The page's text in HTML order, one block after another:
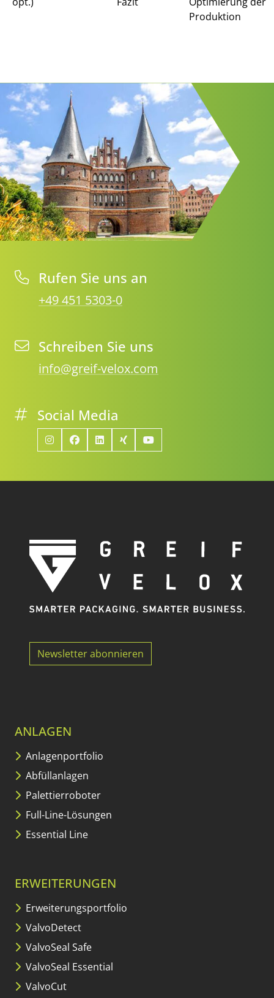
Produktion
Rufen Sie uns an
+49 451 5303-0
Schreiben Sie uns
info@greif-velox.com
Social Media
Newsletter abonnieren
ANLAGEN
Anlagenportfolio
Abfüllanlagen
Palettierroboter
Full-Line-Lösungen
Essential Line
ERWEITERUNGEN
Erweiterungs­portfolio
ValvoDetect
ValvoSeal Safe
ValvoSeal Essential
ValvoCut